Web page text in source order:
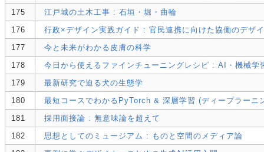
175
江戸城の土木工事 : 石垣・堀・曲輪
176
行政×デザイン実践ガイド : 官民連携に向けた協働のデザ
177
今と未来がわかる皮膚の科学
178
今日から使えるファインチューニングレシピ : AI・機械学
179
最新研究で迫る犬の生態学
180
最短コースでわかるPyTorch & 深層学習 (ディープラーニ
181
採用面接論 : 無意味論を超えて
182
思想としてのミュージアム : ものと空間のメディア論